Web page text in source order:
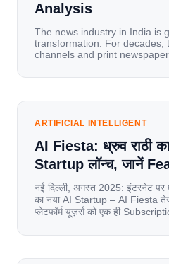
Analysis
The news industry in India is
transformation. For decades,
channels and print
mobile data, affordable
has become a mobile-first
ARTIFICIAL INTELLIGENT
AI Fiesta: ध्रुव राठी
Startup लॉन्च, जानें
नई दिल्ली, अगस्त 2025: इंटरनेट
का नया AI Startup – AI Fiesta
प्लेटफॉर्म यूज़र्स को एक ही
यूज़र्स का जबरदस्त रिस्पॉन्स लॉन्च